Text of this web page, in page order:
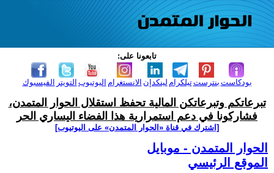
تابعونا على:
الفيسبوك التويتر اليوتيوب الانستغرام لينكدإن تيلكرامبنترست بودكاست
تبرعاتكم وتبرعاتكن المالية تحفظ استقلال الحوار المتمدن،
فشاركونا في دعم استمرارية هذا الفضاء اليساري الحر
[اشترك في قناة ‫«الحوار المتمدن» على اليوتيوب]
الحوار المتمدن - موبايل
الموقع الرئيسي